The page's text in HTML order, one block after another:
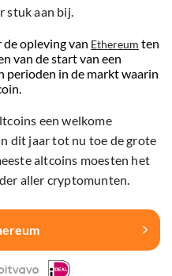
stuk aan bij.
opleving van Ethereum ten
van de start van een
perioden in de markt waarin
een welkome
dit jaar tot nu toe de grote
altcoins moesten het
aller cryptomunten.